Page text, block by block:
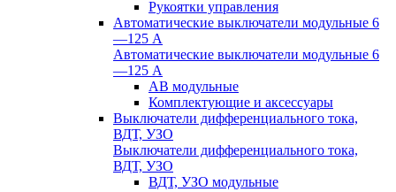
Рукоятки управления
Автоматические выключатели модульные 6
—125 А
Автоматические выключатели модульные 6
—125 А
АВ модульные
Комплектующие и аксессуары
Выключатели дифференциального тока,
ВДТ, УЗО
Выключатели дифференциального тока,
ВДТ, УЗО
ВДТ, УЗО модульные